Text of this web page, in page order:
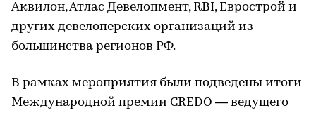
Аквилон, Атлас Девелопмент, RBI, Еврострой и
других девелоперских организаций из
большинства регионов РФ.
В рамках мероприятия были подведены итоги
Международной премии CREDO — ведущего